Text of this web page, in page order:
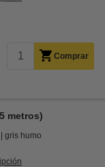
Comprar
metros)
gris humo